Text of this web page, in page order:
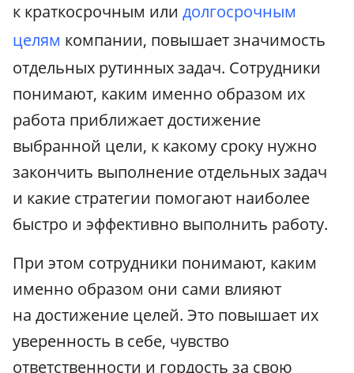
к краткосрочным или долгосрочным
целям компании, повышает значимость
отдельных рутинных задач. Сотрудники
понимают, каким именно образом их
работа приближает достижение
выбранной цели, к какому сроку нужно
закончить выполнение отдельных задач
и какие стратегии помогают наиболее
быстро и эффективно выполнить работу.
При этом сотрудники понимают, каким
именно образом они сами влияют
на достижение целей. Это повышает их
уверенность в себе, чувство
ответственности и гордость за свою